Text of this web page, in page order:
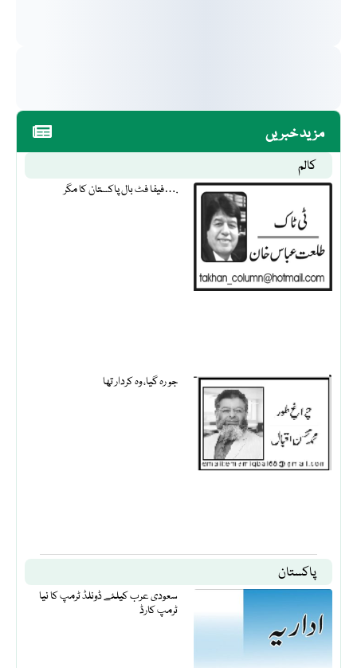
مزید خبریں
کالم
فیفا فٹ بال پاکستان کا مگر….
جو رہ گیا، وہ کردار تھا
پاکستان
سعودی عرب کیلئے ڈونلڈ ٹرمپ کا نیا
ٹرمپ کارڈ